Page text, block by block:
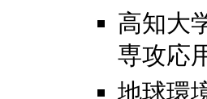
高知大
専攻応
地球環